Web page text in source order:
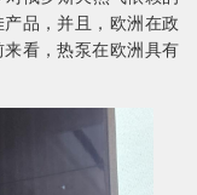
品，并且，欧洲在政
看，热泵在欧洲具有